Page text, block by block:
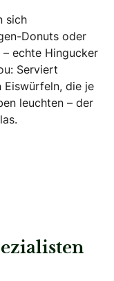
sich
Donuts oder
echte Hingucker
Serviert
Eiswürfeln, die je
leuchten – der